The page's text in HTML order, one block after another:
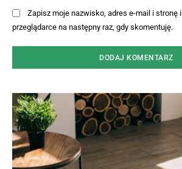
Zapisz moje nazwisko, adres e-mail i stronę
przeglądarce na następny raz, gdy skomentuję.